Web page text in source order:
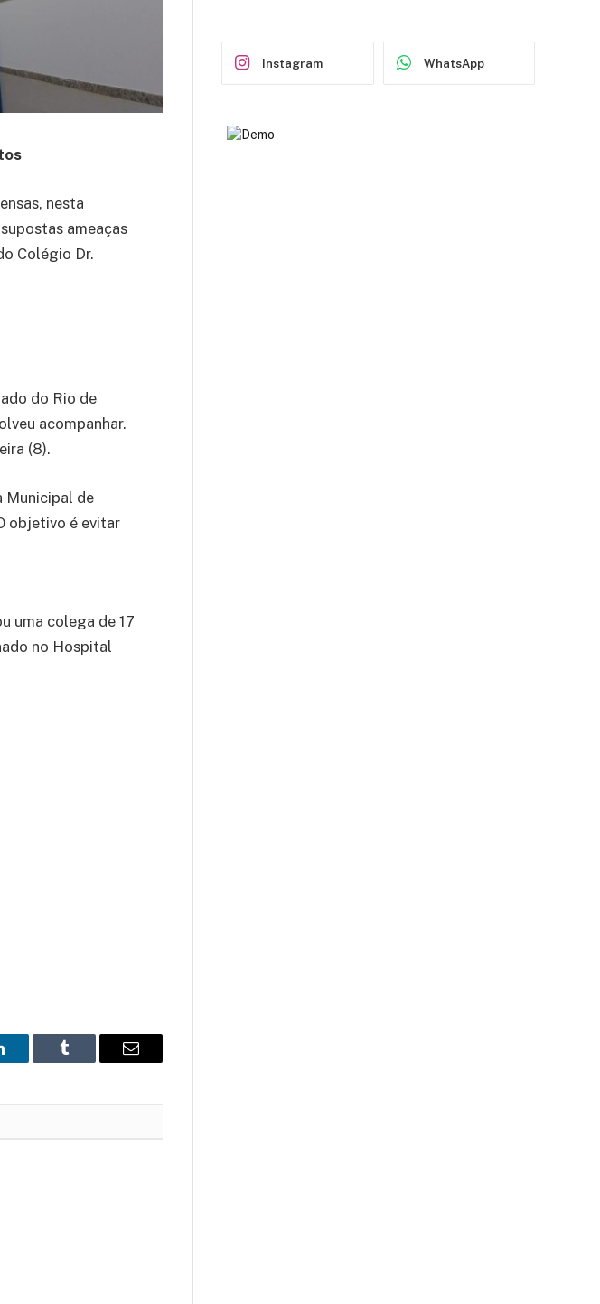
nesta
ameaças
Colégio Dr.
do Rio de
acompanhar.
(8).
Municipal de
objetivo é evitar
uma colega de 17
no Hospital
Tumblr Email
Instagram WhatsApp